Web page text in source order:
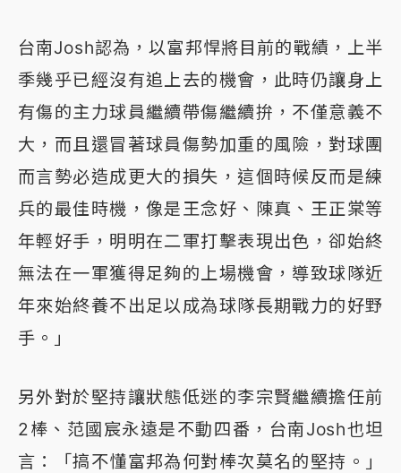
台南Josh認為，以富邦悍將目前的戰績，上半
季幾乎已經沒有追上去的機會，此時仍讓身上
有傷的主力球員繼續帶傷繼續拚，不僅意義不
大，而且還冒著球員傷勢加重的風險，對球團
而言勢必造成更大的損失，這個時候反而是練
兵的最佳時機，像是王念好、陳真、王正棠等
年輕好手，明明在二軍打擊表現出色，卻始終
無法在一軍獲得足夠的上場機會，導致球隊近
年來始終養不出足以成為球隊長期戰力的好野
手。」
另外對於堅持讓狀態低迷的李宗賢繼續擔任前
2棒、范國宸永遠是不動四番，台南Josh也坦
言：「搞不懂富邦為何對棒次莫名的堅持。」